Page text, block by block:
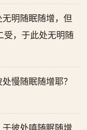
明随眠随增，但
受，于此处无明随
慢随眠随增耶？
于彼处嗔随眠随增